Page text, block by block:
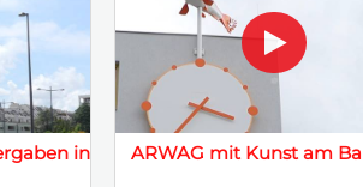
in
ARWAG mit Kunst am